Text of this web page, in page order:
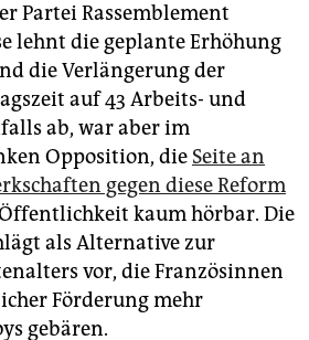
Partei Rassemblement
lehnt die geplante Erhöhung
die Verlängerung der
auf 43 Arbeits- und
ab, war aber im
Opposition, die Seite an
gegen diese Reform
kaum hörbar. Die
als Alternative zur
vor, die Französinnen
Förderung mehr
gebären.